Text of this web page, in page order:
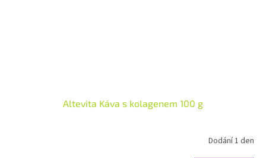
Altevita Káva s kolagenem 100 g
Dodání 1 den